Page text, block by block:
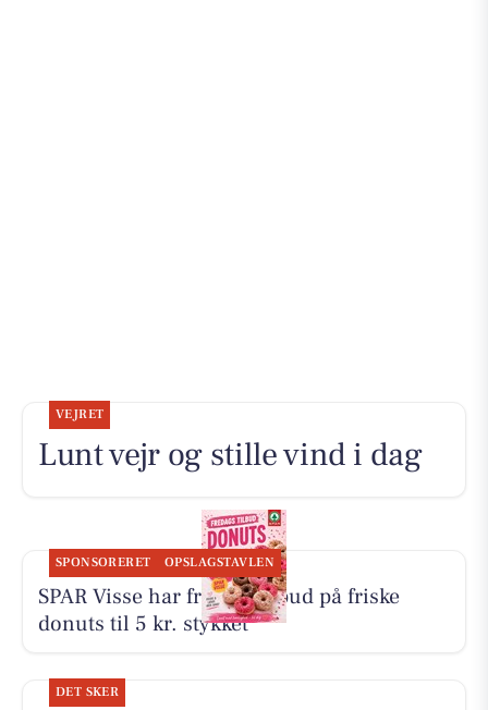
VEJRET
Lunt vejr og stille vind i dag
SPONSORERET OPSLAGSTAVLEN
SPAR Visse har fredagstilbud på friske
donuts til 5 kr. stykket
DET SKER